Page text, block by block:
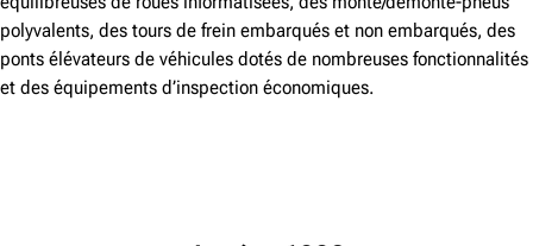
polyvalents, des tours de frein embarqués et non embarqués, des
ponts élévateurs de véhicules dotés de nombreuses fonctionnalités
et des équipements d’inspection économiques.